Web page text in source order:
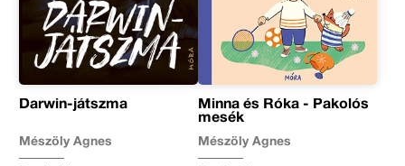
Darwin-játszma
Mészöly Ágnes
Minna és Róka - Pakolós
mesék
Mészöly Ágnes